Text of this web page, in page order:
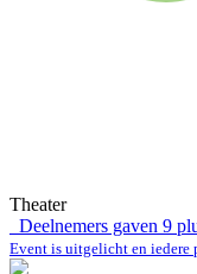
Theater
Deelnemers gaven 9
Event is uitgelicht en